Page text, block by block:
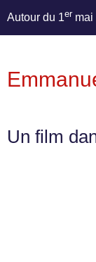
Autour du 1er mai
Un film